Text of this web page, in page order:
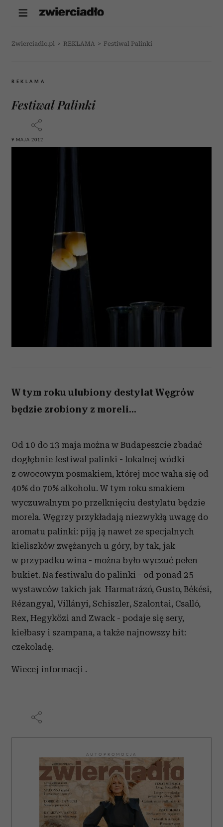
Zwierciadlo.pl > REKLAMA > Festiwal Palinki
REKLAMA
Festiwal Palinki
9 MAJA 2012
W tym roku ulubiony destylat Węgrów
będzie zrobiony z moreli...
Od 10 do 13 maja można w Budapeszcie zbadać
dogłębnie festiwal palinki - lokalnej wódki
z owocowym posmakiem, której moc waha się od
40% do 70% alkoholu. W tym roku smakiem
wyczuwalnym po przelknięciu destylatu będzie
morela. Węgrzy przykładają niezwykłą uwagę do
aromatu palinki: piją ją nawet ze specjalnych
kieliszków zwężanych u góry, by tak, jak
w przypadku wina - można było wyczuć pełen
bukiet. Na festiwalu do palinki - od ponad 25
wystawców takich jak Harmatrázó, Gusto, Békési,
Rézangyal, Villányi, Schiszler, Szalontai, Csalló,
Rex, Hegyközi and Zwack - podaje się sery,
kiełbasy i szampana, a także najnowszy hit:
czekoladę.
Wiecej informacji .
AUTOPROMOCJA